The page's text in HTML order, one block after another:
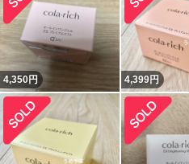
4,350円 4,399円